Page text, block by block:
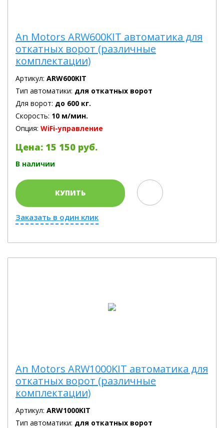
An Motors ARW600KIT автоматика для
откатных ворот (различные
комплектации)
Артикул: ARW600KIT
Тип автоматики: для откатных ворот
Для ворот: до 600 кг.
Скорость: 10 м/мин.
Опция: WiFi-управление
Цена: 15 150 руб.
В наличии
КУПИТЬ
Заказать в один клик
An Motors ARW1000KIT автоматика для
откатных ворот (различные
комплектации)
Артикул: ARW1000KIT
Тип автоматики: для откатных ворот